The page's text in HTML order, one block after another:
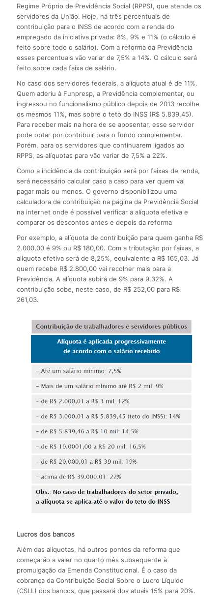
Regime Próprio de Previdência Social (RPPS), que atende os
servidores da União. Hoje, há três percentuais de
contribuição para o INSS de acordo com a renda do
empregado da iniciativa privada: 8%, 9% e 11% (o cálculo é
feito sobre todo o salário). Com a reforma da Previdência
esses percentuais vão variar de 7,5% a 14%. O cálculo será
feito sobre cada faixa de salário.
No caso dos servidores federais, a alíquota atual é de 11%.
Quem aderiu à Funpresp, a Previdência complementar, ou
ingressou no funcionalismo público depois de 2013 recolhe
os mesmos 11%, mas sobre o teto do INSS (R$ 5.839.45).
Para receber mais na hora de se aposentar, esse servidor
pode optar por contribuir para o fundo complementar.
Porém, para os servidores que continuarem ligados ao
RPPS, as alíquotas para vão variar de 7,5% a 22%.
Como a incidência da contribuição será por faixas de renda,
será necessário calcular caso a caso para ver quem vai
pagar mais ou menos. O governo disponibilizou uma
calculadora de contribuição na página da Previdência Social
na internet onde é possível verificar a alíquota efetiva e
comparar os descontos antes e depois da reforma
Por exemplo, a alíquota de contribuição para quem ganha R$
2.000,00 é 9% ou R$ 180,00. Com a tributação por faixas, a
alíquota efetiva será de 8,25%, equivalente a R$ 165,03. Já
quem recebe R$ 2.800,00 vai recolher mais para a
Previdência. A alíquota subirá de 9% para 9,32%. A
contribuição sobe, neste caso, de R$ 252,00 para R$
261,03.
Lucros dos bancos
Além das alíquotas, há outros pontos da reforma que
começarão a valer no quarto mês subsequente à
promulgação da Emenda Constitucional. É o caso da
cobrança da Contribuição Social Sobre o Lucro Líquido
(CSLL) dos bancos, que passará dos atuais 15% para 20%.